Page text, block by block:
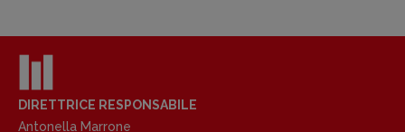
DIRETTRICE RESPONSABILE
Antonella Marrone